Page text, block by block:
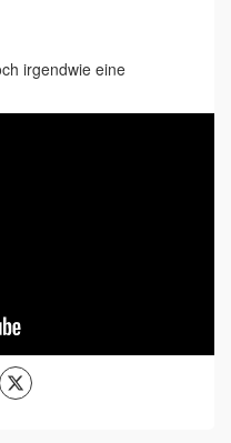
irgendwie eine